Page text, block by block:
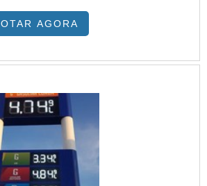
na melhor empresa do
a melhor em
totem publicitário preço
encontrar ótima
resolução de problemas
inovadoras.TOTEM
JUSTO E ACESSÍV...
AGORA